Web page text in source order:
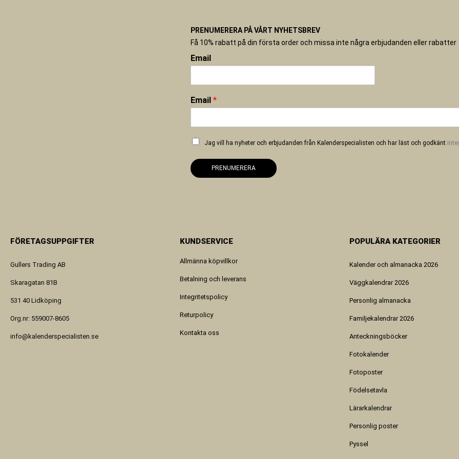
PRENUMERERA PÅ VÅRT NYHETSBREV
Få 10% rabatt på din första order och missa inte några erbjudanden eller rabatter
Email
Email *
Jag vill ha nyheter och erbjudanden från Kalenderspecialisten och har läst och godkänt
PRENUMERERA
FÖRETAGSUPPGIFTER
Gullers Trading AB
Skaragatan 81B
531 40 Lidköping
Org.nr: 559007-8605
info@kalenderspecialisten.se
KUNDSERVICE
Allmänna köpvillkor
Betalning och leverans
Integritetspolicy
Returpolicy
Kontakta oss
POPULÄRA KATEGORIER
Kalender och almanacka 2026
Väggkalendrar 2026
Personlig almanacka
Familjekalendrar 2026
Anteckningsböcker
Fotokalender
Fotoposter
Födelsetavla
Lärarkalendrar
Personlig poster
Pyssel